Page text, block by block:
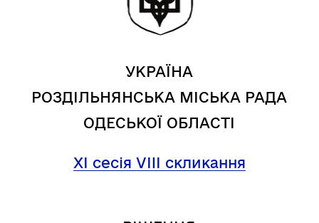
УКРАЇНА
РОЗДІЛЬНЯНСЬКА МІСЬКА РАДА
ОДЕСЬКОЇ ОБЛАСТІ
XI сесія VIII скликання